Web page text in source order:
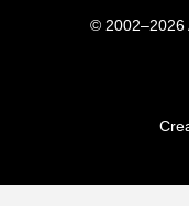
© 2002–2026